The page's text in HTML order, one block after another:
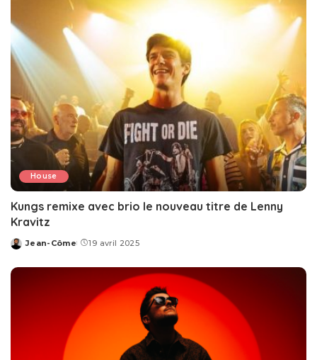
House
Kungs remixe avec brio le nouveau titre de Lenny
Kravitz
Posted
Jean-Côme 19 avril 2025